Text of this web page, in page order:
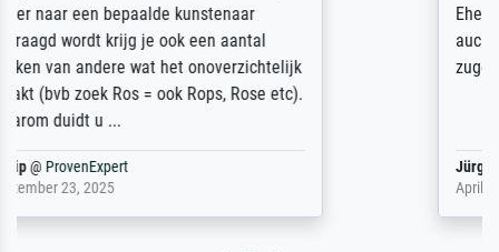
Ehefrau sein zum Hochzeits- gleichzeitig
auch Geburtstag sein) doch nach zu Hause
zugestellt wurde.
Jürgen
April 22, 2026